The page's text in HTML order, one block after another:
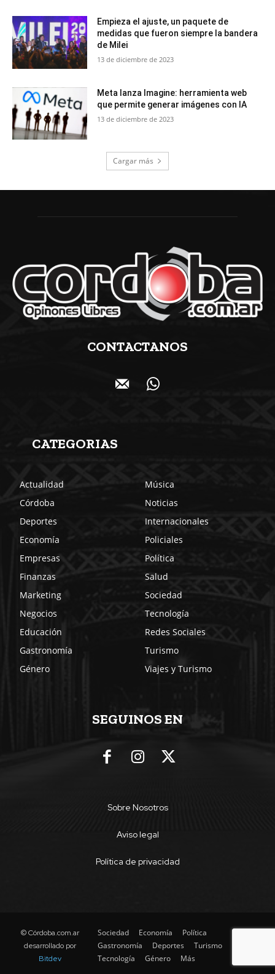
Empieza el ajuste, un paquete de
medidas que fueron siempre la bandera
de Milei
13 de diciembre de 2023
Meta lanza Imagine: herramienta web
que permite generar imágenes con IA
13 de diciembre de 2023
Cargar más
CONTACTANOS
CATEGORIAS
Actualidad
Córdoba
Deportes
Economía
Empresas
Finanzas
Marketing
Negocios
Educación
Gastronomía
Género
Música
Noticias
Internacionales
Policiales
Política
Salud
Sociedad
Tecnología
Redes Sociales
Turismo
Viajes y Turismo
SEGUINOS EN
Sobre Nosotros
Aviso legal
Política de privacidad
© Córdoba.com.ar
desarrollado por
Bitdev
Sociedad Economía
Política
Gastronomía
Deportes
Turismo
Tecnología
Género Más